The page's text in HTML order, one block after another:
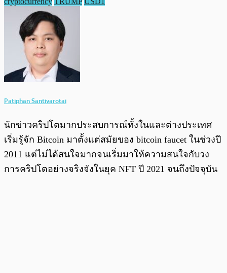
Patiphan Santivarotai
นักข่าวคริปโตมากประสบการณ์ทั้งในและต่างประเทศ
เริ่มรู้จัก Bitcoin มาตั้งแต่สมัยของ bitcoin faucet ในช่วงปี
2011 แต่ไม่ได้สนใจมากจนเริ่มมาให้ความสนใจกับวง
การคริปโตอย่างจริงจังในยุค NFT ปี 2021 จนถึงปัจจุบัน